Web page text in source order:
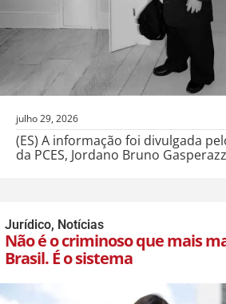
julho 29, 2026
(ES) A informação foi divulgada
da PCES, Jordano Bruno
Jurídico, Notícias
Não é o criminoso que mais
Brasil. É o sistema